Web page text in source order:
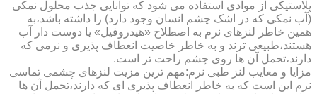
پلاستیکی از موادی استفاده می شود که توانایی جذب محلول نمکی
(آب نمکی که در اشک چشم انسان وجود دارد) را داشته باشد،به
همین خاطر لنزهای نرم به اصطلاح «هیدروفیل» یا دوست دار آب
هستند،طبیعی ترند و به خاطر خاصیت انعطاف پذیری و نرمی که
دارند،تحمل آن ها روی چشم راحت تر است.
مزایا و معایب لنز طبی نرم:مهم ترین مزیت لنزهای چشمی تماسی
نرم این است که به خاطر انعطاف پذیری ای که دارند،تحمل آن ها